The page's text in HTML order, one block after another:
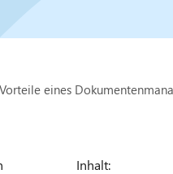
Vorteile eines
Inhalt: